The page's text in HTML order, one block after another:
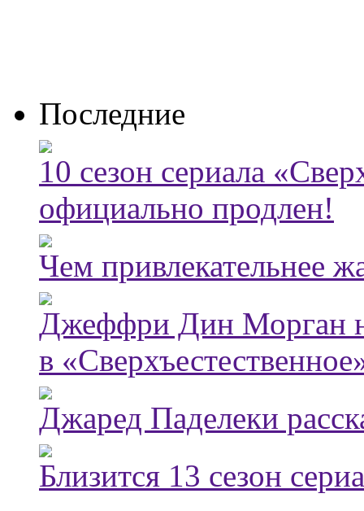
Последние
10 сезон сериала
официально продлен!
Чем привлекательнее
Джеффри Дин Морган
в
Джаред Паделеки
Близится 13 сезон